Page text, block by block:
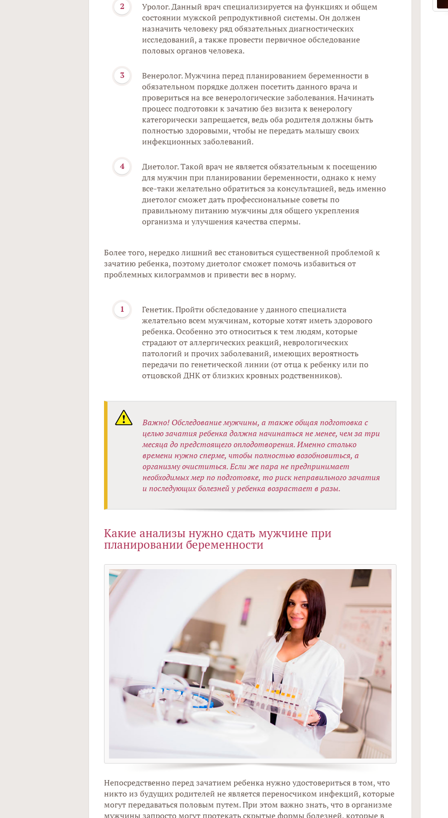
Уролог. Данный врач специализируется на функциях и общем
состоянии мужской репродуктивной системы. Он должен
назначить человеку ряд обязательных диагностических
исследований, а также провести первичное обследование
половых органов человека.
Венеролог. Мужчина перед планированием беременности в
обязательном порядке должен посетить данного врача и
провериться на все венерологические заболевания. Начинать
процесс подготовки к зачатию без визита к венерологу
категорически запрещается, ведь оба родителя должны быть
полностью здоровыми, чтобы не передать малышу своих
инфекционных заболеваний.
Диетолог. Такой врач не является обязательным к посещению
для мужчин при планировании беременности, однако к нему
все-таки желательно обратиться за консультацией, ведь именно
диетолог сможет дать профессиональные советы по
правильному питанию мужчины для общего укрепления
организма и улучшения качества спермы.
Более того, нередко лишний вес становиться существенной проблемой к
зачатию ребенка, поэтому диетолог сможет помочь избавиться от
проблемных килограммов и привести вес в норму.
Генетик. Пройти обследование у данного специалиста
желательно всем мужчинам, которые хотят иметь здорового
ребенка. Особенно это относиться к тем людям, которые
страдают от аллергических реакций, неврологических
патологий и прочих заболеваний, имеющих вероятность
передачи по генетической линии (от отца к ребенку или по
отцовской ДНК от близких кровных родственников).
Важно! Обследование мужчины, а также общая подготовка с
целью зачатия ребенка должна начинаться не менее, чем за три
месяца до предстоящего оплодотворения. Именно столько
времени нужно сперме, чтобы полностью возобновиться, а
организму очиститься. Если же пара не предпринимает
необходимых мер по подготовке, то риск неправильного зачатия
и последующих болезней у ребенка возрастает в разы.
Какие анализы нужно сдать мужчине при
планировании беременности
Непосредственно перед зачатием ребенка нужно удостовериться в том, что
никто из будущих родителей не является переносчиком инфекций, которые
могут передаваться половым путем. При этом важно знать, что в организме
мужчины запросто могут протекать скрытые формы болезней, которые в